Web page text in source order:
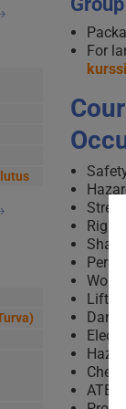
For
Work
ATEX